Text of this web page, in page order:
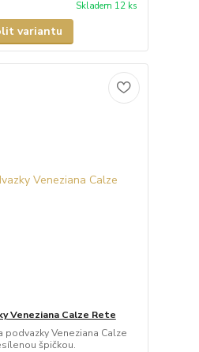
Skladem 12 ks
variantu
Veneziana Calze Rete
podvazky Veneziana Calze
špičkou.